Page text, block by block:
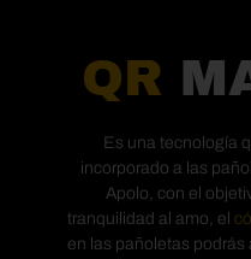
QR
Es una tecnología
incorporado a las
Apolo, con el
tranquilidad al amo, el
en las pañoletas